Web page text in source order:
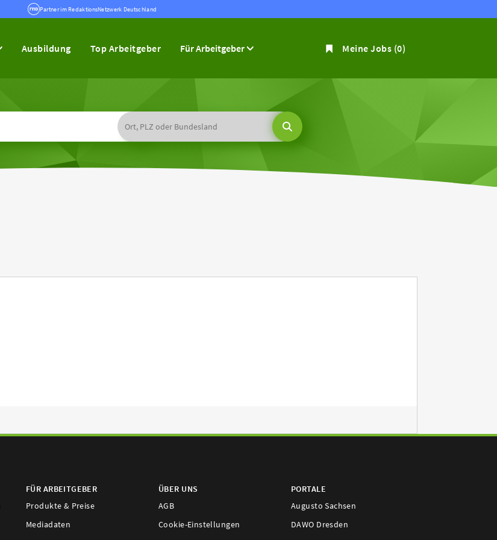
Partner im RedaktionsNetzwerk Deutschland
Ausbildung Top Arbeitgeber Für Arbeitgeber Meine Jobs (0)
FÜR ARBEITGEBER
Produkte & Preise
Mediadaten
ÜBER UNS
AGB
Cookie-Einstellungen
PORTALE
Augusto Sachsen
DAWO Dresden